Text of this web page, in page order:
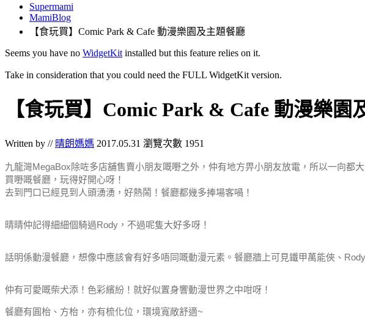
Supermami
MamiBlog
【食玩買】Comic Park & Cafe 動漫樂園及主題餐廳
Seems you have no WidgetKit installed but this feature relies on it.
Take in consideration that you could need the FULL WidgetKit version.
【食玩買】Comic Park & Cafe 動漫樂園
Written by // 晴朗媽媽 2017.05.31 瀏覽次數 1951
九龍灣MegaBox除咗多店舖售賣小朋友嘅嘢之外，仲有地方畀小朋友放電，所以一向都大
買嘢嘅餐廳，玩得好開心呀！
去到門口已經見到人頭湧湧，好熱鬧！餐廳都幾多捧場客喎！
晴晴仲記得細細個騎過Rody，不過呢隻大好多呀！
話明係動漫餐廳，想像中應該會有好多唔同嘅動漫元素。餐廳牆上可見鐵甲萬能俠、
仲有可愛嘅柴犬添！色彩繽紛！就好似置身響動漫世界之中咁呀！
餐廳有圓枱、方枱，亦有梳化位，環境寬敞舒適~